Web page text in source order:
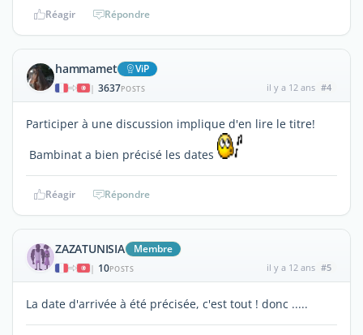
Réagir Répondre
hammamet ViP
| 3637POSTS il y a 12 ans #4
Participer à une discussion implique d'en lire le titre!
Bambinat a bien précisé les dates
Réagir Répondre
ZAZATUNISIA Membre
| 10POSTS il y a 12 ans #5
La date d'arrivée à été précisée, c'est tout ! donc .....